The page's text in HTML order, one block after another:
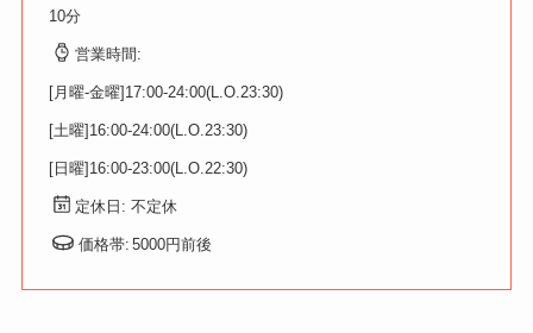
10分
営業時間:
[月曜-金曜]17:00-24:00(L.O.23:30)
[土曜]16:00-24:00(L.O.23:30)
[日曜]16:00-23:00(L.O.22:30)
定休日: 不定休
価格帯: 5000円前後